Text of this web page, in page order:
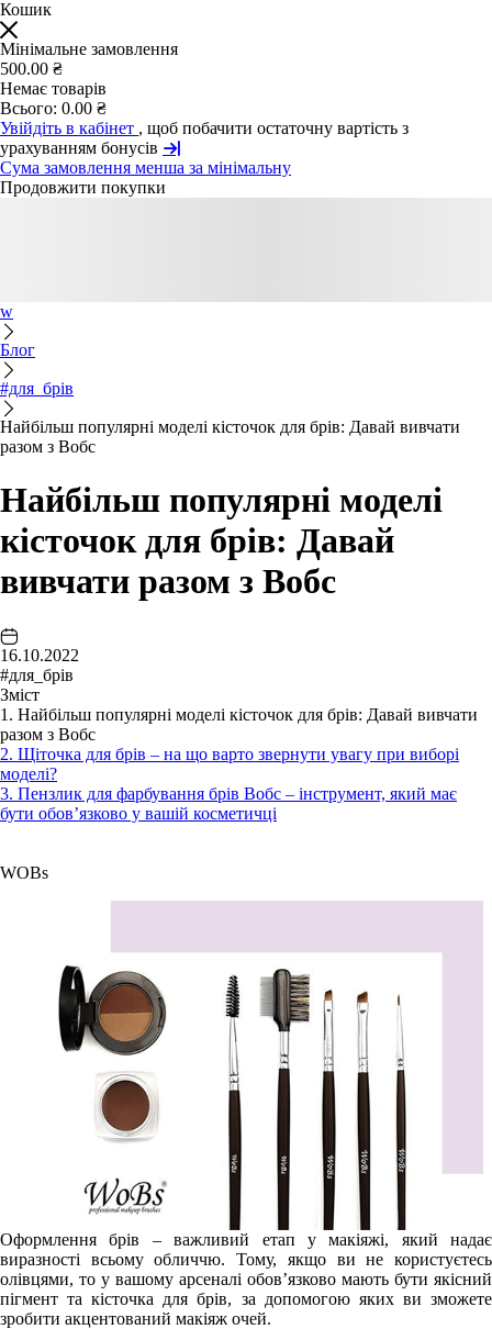
Кошик
Мінімальне замовлення
500.00 ₴
Немає товарів
Всього: 0.00 ₴
Увійдіть в кабінет , щоб побачити остаточну вартість з
урахуванням бонусів
Сума замовлення менша за мінімальну
Продовжити покупки
w
Блог
#для_брів
Найбільш популярні моделі кісточок для брів: Давай вивчати
разом з Вобс
Найбільш популярні моделі
кісточок для брів: Давай
вивчати разом з Вобс
16.10.2022
#для_брів
Зміст
1. Найбільш популярні моделі кісточок для брів: Давай вивчати
разом з Вобс
2. Щіточка для брів – на що варто звернути увагу при виборі
моделі?
3. Пензлик для фарбування брів Вобс – інструмент, який має
бути обов’язково у вашій косметичці
WOBs
Оформлення брів – важливий етап у макіяжі, який надає
виразності всьому обличчю. Тому, якщо ви не користуєтесь
олівцями, то у вашому арсеналі обов’язково мають бути якісний
пігмент та кісточка для брів, за допомогою яких ви зможете
зробити акцентований макіяж очей.